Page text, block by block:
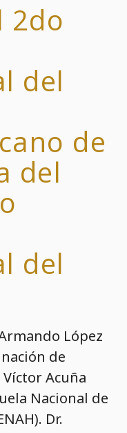
2do
del
de
del
del
López
de
Acuña
Nacional de
Dr.